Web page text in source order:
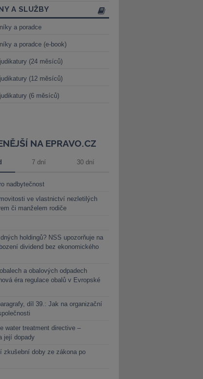
A SLUŽBY
a poradce
a poradce (e-book)
(24 měsíců)
(12 měsíců)
(6 měsíců)
NA EPRAVO.CZ
7 dní 30 dní
nadbytečnost
ve vlastnictví nezletilých
či manželem rodiče
holdingů? NSS upozorňuje na
dividend bez ekonomického
a obalových odpadech
éra regulace obalů v Evropské
díl 39.: Jak na organizační
water treatment directive –
její dopady
zkušební doby ze zákona po